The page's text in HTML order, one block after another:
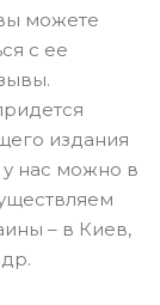
можете
с ее
издания
у нас можно в
– в Киев,